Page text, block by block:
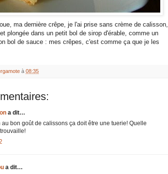
ma dernière crêpe, je l'ai prise sans crème de calisson,
plongée dans un petit bol de sirop d'érable, comme un
bol de sauce : mes crêpes, c'est comme ça que je les
à 08:35
a dit…
au bon goût de calissons ça doit être une tuerie! Quelle
a dit…